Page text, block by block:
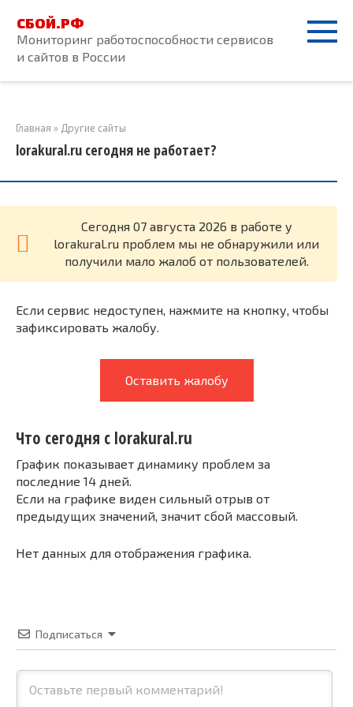
контенту
СБОЙ.РФ
Мониторинг работоспособности сервисов
и сайтов в России
Главная » Другие сайты
lorakural.ru сегодня не работает?
Cегодня 07 августа 2026 в работе у
lorakural.ru проблем мы не обнаружили или
получили мало жалоб от пользователей.
Если сервис недоступен, нажмите на кнопку, чтобы
зафиксировать жалобу.
Оставить жалобу
Что сегодня с lorakural.ru
График показывает динамику проблем за
последние 14 дней.
Если на графике виден сильный отрыв от
предыдущих значений, значит сбой массовый.
Нет данных для отображения графика.
Подписаться